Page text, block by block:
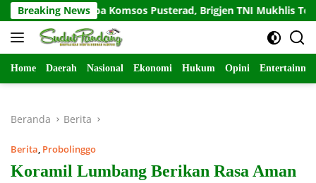
Langsung
ke
konten
Breaking News
Salam Sapa Komsos Pusterad, Brigjen TNI Mukhlis Tekankan
Home Daerah Nasional Ekonomi Hukum Opini
Beranda Berita
Berita, Probolinggo
Koramil Lumbang Berikan Rasa Aman